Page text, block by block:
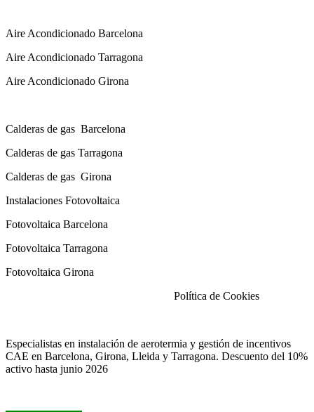
Aire Acondicionado Barcelona
Aire Acondicionado Tarragona
Aire Acondicionado Girona
Calderas de gas Barcelona
Calderas de gas Tarragona
Calderas de gas Girona
Instalaciones Fotovoltaica
Fotovoltaica Barcelona
Fotovoltaica Tarragona
Fotovoltaica Girona
Política de Cookies
Especialistas en instalación de aerotermia y gestión de incentivos
CAE en Barcelona, Girona, Lleida y Tarragona. Descuento del 10%
activo hasta junio 2026